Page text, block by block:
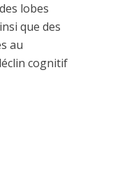
lobes
que des
au
cognitif